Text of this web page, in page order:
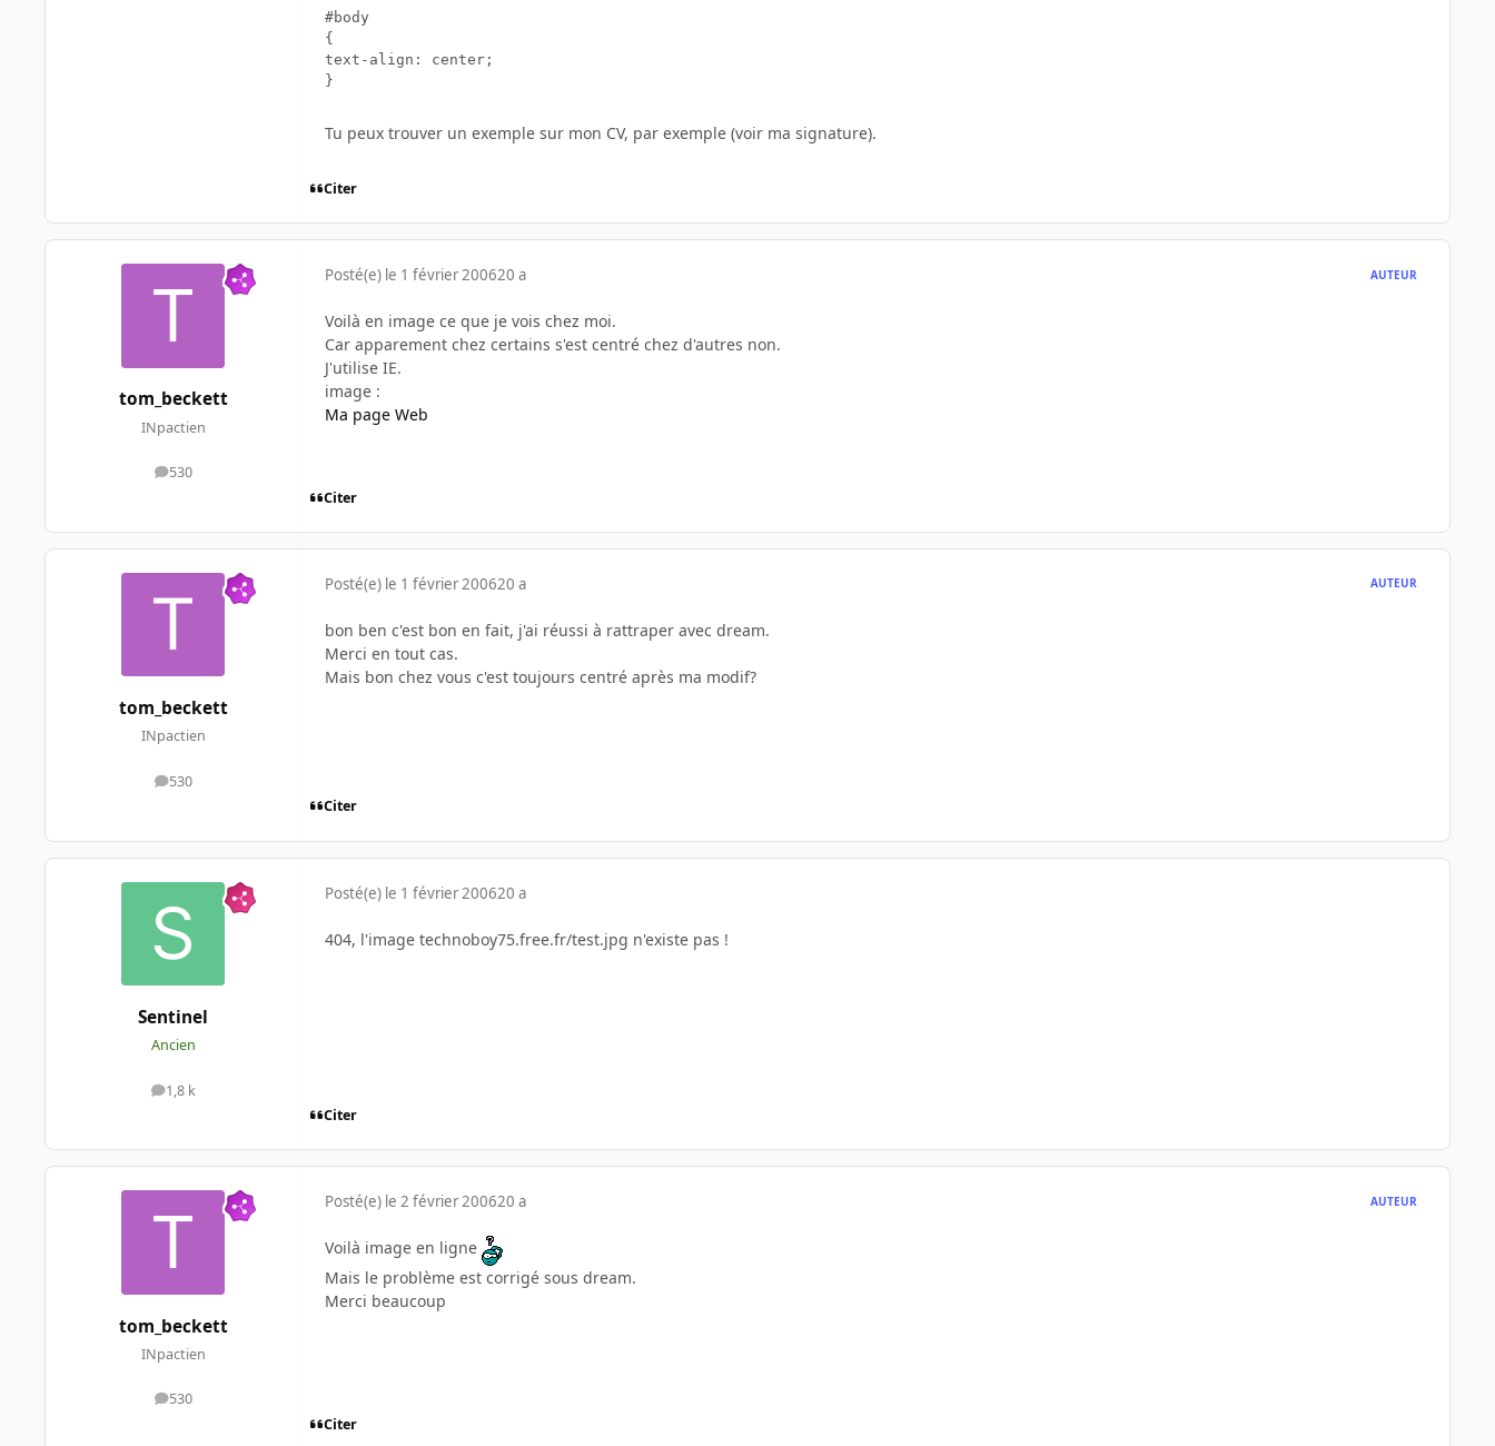
#body
{
text-align:	center;
Tu peux trouver un exemple sur mon CV, par exemple (voir ma signature).
Citer
tom_beckett
INpactien
530
messages
Posté(e) le 1 février 200620 a AUTEUR
Voilà en image ce que je vois chez moi.
Car apparement chez certains s'est centré chez d'autres non.
J'utilise IE.
image :
Ma page Web
Citer
tom_beckett
INpactien
530
messages
Posté(e) le 1 février 200620 a AUTEUR
bon ben c'est bon en fait, j'ai réussi à rattraper avec dream.
Merci en tout cas.
Mais bon chez vous c'est toujours centré après ma modif?
Citer
Sentinel
Ancien
1,8 k
messages
Posté(e) le 1 février 200620 a
404, l'image technoboy75.free.fr/test.jpg n'existe pas !
Citer
tom_beckett
INpactien
530
messages
Posté(e) le 2 février 200620 a AUTEUR
Voilà image en ligne
Mais le problème est corrigé sous dream.
Merci beaucoup
Citer